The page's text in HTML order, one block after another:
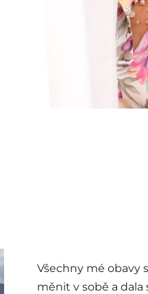
Všechny mé obavy
měnit v sobě a dala